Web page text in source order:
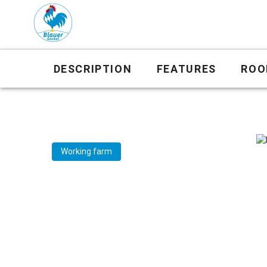
DESCRIPTION FEATURES
Working farm